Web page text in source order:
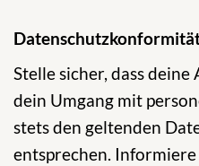
Stelle sicher, dass
dein Umgang mit
stets den geltenden
entsprechen.